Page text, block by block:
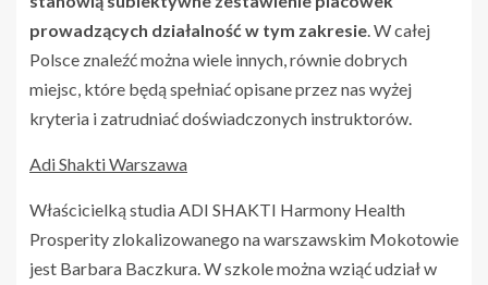
prowadzących działalność w tym zakresie . W całej
Polsce znaleźć można wiele innych, równie dobrych
miejsc, które będą spełniać opisane przez nas wyżej
kryteria i zatrudniać doświadczonych instruktorów.
Adi Shakti Warszawa
Właścicielką studia ADI SHAKTI Harmony Health
Prosperity zlokalizowanego na warszawskim Mokotowie
jest Barbara Baczkura. W szkole można wziąć udział w